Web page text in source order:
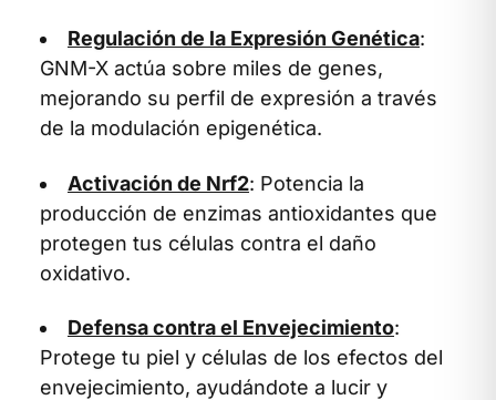
Regulación de la Expresión Genética:
GNM-X actúa sobre miles de genes,
mejorando su perfil de expresión a través
de la modulación epigenética.
Activación de Nrf2: Potencia la
producción de enzimas antioxidantes que
protegen tus células contra el daño
oxidativo.
Defensa contra el Envejecimiento:
Protege tu piel y células de los efectos del
envejecimiento, ayudándote a lucir y